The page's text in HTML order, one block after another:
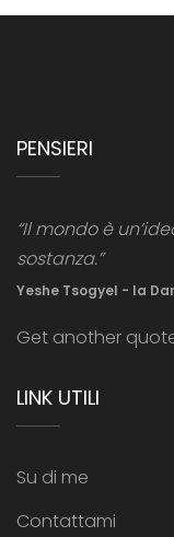
PENSIERI
“Il mondo è
sostanza.”
Yeshe Tsogyel - la
Get another
LINK UTILI
Su di me
Contattami